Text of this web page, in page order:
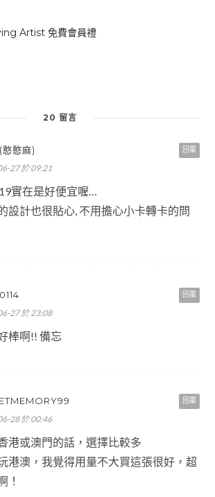
Artist 免費會員禮
20 留言
回覆
憨麻)
27 於 09:21
實在是好便宜喔…
設計也很貼心, 不用擔心小卡轉卡的問
回覆
27 於 23:08
棒啊!! 備忘
回覆
28 於 00:46
港或澳門的話，選擇比較多
港澳，我覺得用量不大買這張很好，超
！